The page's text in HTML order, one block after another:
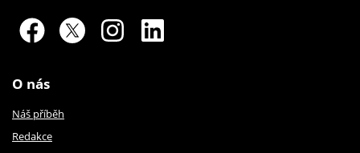
O nás
Náš příběh
Redakce